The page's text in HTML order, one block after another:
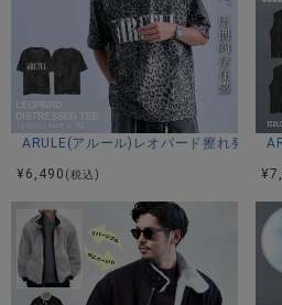
ARULE(アルール)レオパード擦れ発泡ロ
¥ 6,490 (税込)
¥